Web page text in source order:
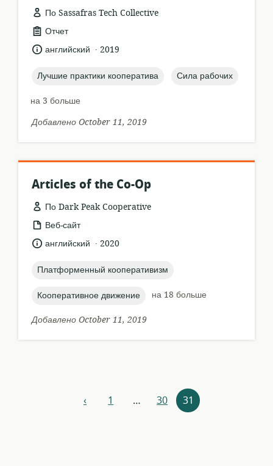
По Sassafras Tech Collective
формат
ресурса:
Отчет
язык:английский .
опубликовано
2019
topic:
Лучшие практики кооператива topic:
Сила рабочих
на 3 больше
Добавлено October 11, 2019
Articles of the Co-Op
По Dark Peak Cooperative
формат
ресурса:
Веб-сайт
язык:английский .
опубликовано
2020
topic:
Платформенный кооперативизм
topic:
Кооперативное движение
на 18 больше
Добавлено October 11, 2019
Навигация
‹назад1 … 30 31